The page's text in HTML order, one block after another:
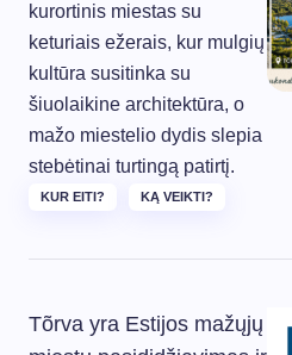
kurortinis miestas su
keturiais ežerais, kur mulgių
kultūra susitinka su
šiuolaikine architektūra, o
mažo miestelio dydis slepia
stebėtinai turtingą patirtį.
KUR EITI? KĄ VEIKTI?
Tõrva yra Estijos mažųjų